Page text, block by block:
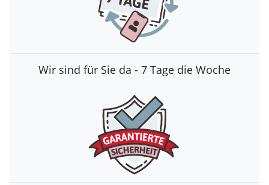
Wir sind für Sie da - 7 Tage die Woche